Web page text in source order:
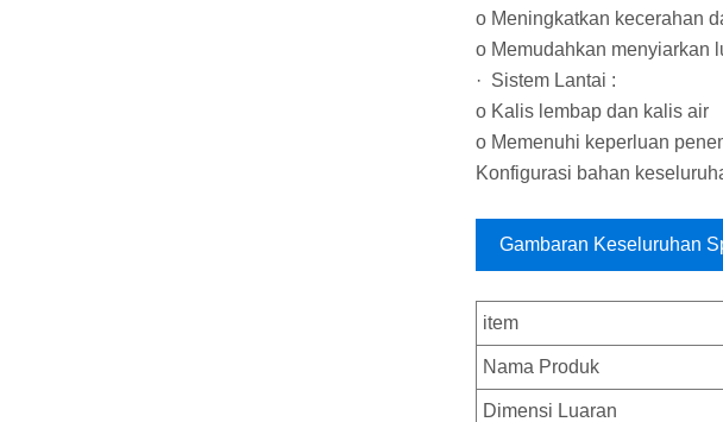
o Meningkatkan kecerahan
o Memudahkan menyiarkan
· Sistem Lantai :
o Kalis lembap dan kalis air
o Memenuhi keperluan
Konfigurasi bahan
Gambaran Keseluruhan
item
Nama Produk
Dimensi Luaran